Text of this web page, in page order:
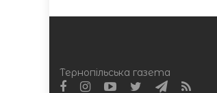
Тернопільська газета